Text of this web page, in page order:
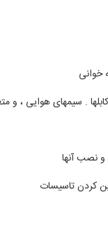
خوانی
. سیمهای هوایی ، و
و نصب آنها
کردن تاسیسات